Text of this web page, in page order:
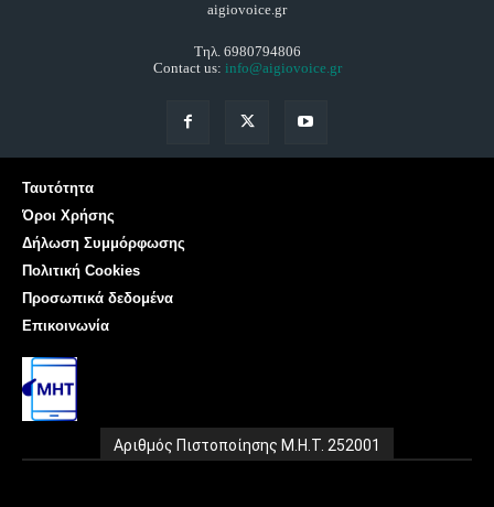
aigiovoice.gr
Τηλ. 6980794806
Contact us: info@aigiovoice.gr
Ταυτότητα
Όροι Χρήσης
Δήλωση Συμμόρφωσης
Πολιτική Cookies
Προσωπικά δεδομένα
Επικοινωνία
Αριθμός Πιστοποίησης Μ.Η.Τ. 252001